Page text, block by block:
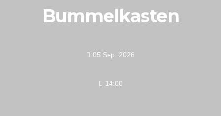
Bummelkasten
05 Sep. 2026
14:00